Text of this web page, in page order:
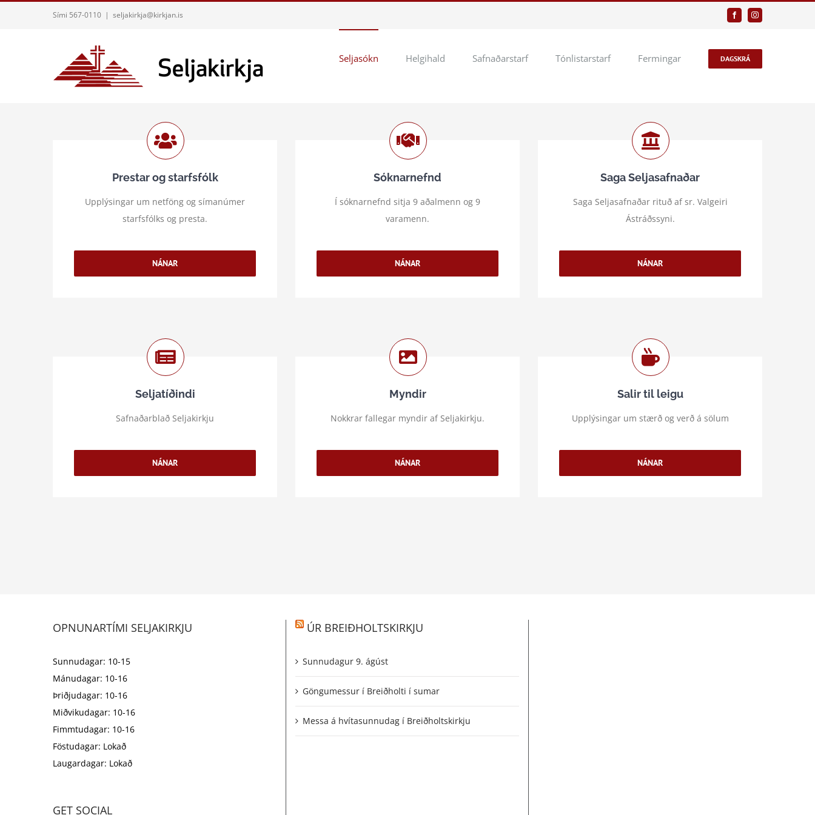
Sími 567-0110 | seljakirkja@kirkjan.is FacebookInstagram
Seljasókn Helgihald Safnaðarstarf Tónlistarstarf Fermingar DAGSKRÁ
Prestar og starfsfólk
Upplýsingar um netföng og símanúmer
starfsfólks og presta.
NÁNAR
Sóknarnefnd
Í sóknarnefnd sitja 9 aðalmenn og 9
varamenn.
NÁNAR
Saga Seljasafnaðar
Saga Seljasafnaðar rituð af sr. Valgeiri
Ástráðssyni.
NÁNAR
Seljatíðindi
Safnaðarblað Seljakirkju
NÁNAR
Myndir
Nokkrar fallegar myndir af Seljakirkju.
NÁNAR
Salir til leigu
Upplýsingar um stærð og verð á sölum
NÁNAR
OPNUNARTÍMI SELJAKIRKJU
Sunnudagar: 10-15
Mánudagar: 10-16
Þriðjudagar: 10-16
Miðvikudagar: 10-16
Fimmtudagar: 10-16
Föstudagar: Lokað
Laugardagar: Lokað
GET SOCIAL
ÚR BREIÐHOLTSKIRKJU
Sunnudagur 9. ágúst
Göngumessur í Breiðholti í sumar
Messa á hvítasunnudag í Breiðholtskirkju